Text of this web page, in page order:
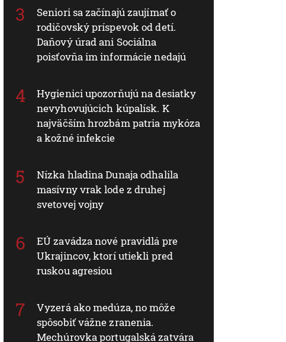
Seniori sa začínajú zaujímať o
rodičovský príspevok od detí.
Daňový úrad ani Sociálna
poisťovňa im informácie nedajú
Hygienici upozorňujú na desiatky
nevyhovujúcich kúpalísk. K
najväčším hrozbám patria mykóza
a kožné infekcie
Nízka hladina Dunaja odhalila
masívny vrak lode z druhej
svetovej vojny
EÚ zavádza nové pravidlá pre
Ukrajincov, ktorí utiekli pred
ruskou agresiou
Vyzerá ako medúza, no môže
spôsobiť vážne zranenia.
Mechúrovka portugalská zatvára